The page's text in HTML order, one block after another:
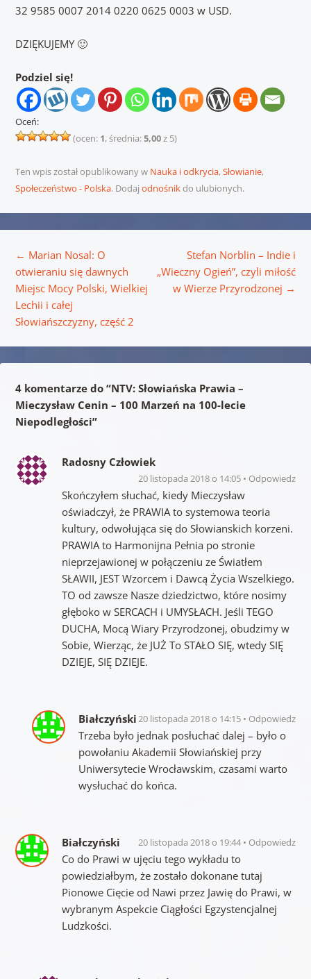
32 9585 0007 2014 0220 0625 0003 w USD.
DZIĘKUJEMY 🙂
Podziel się!
Oceń:
(ocen: 1, średnia:5,00z 5)
Ten wpis został opublikowany w Nauka i odkrycia,Słowianie,
Społeczeństwo - Polska. Dodaj odnośnikdo ulubionych.
← Marian Nosal: O
otwieraniu się dawnych
Miejsc Mocy Polski, Wielkiej
Lechii i całej
Słowiańszczyzny, część 2
Stefan Norblin – Indie i
„Wieczny Ogień”, czyli miłość
w Wierze Przyrodzonej →
4 komentarze do “NTV: Słowiańska Prawia –
Mieczysław Cenin – 100 Marzeń na 100-lecie
Niepodległości”
Radosny Człowiek
20 listopada 2018 o 14:05 Odpowiedz
Skończyłem słuchać, kiedy Mieczysław
oświadczył, że PRAWIA to systemowa teoria
kultury, odwołująca się do Słowianskich korzeni.
PRAWIA to Harmonijna Pełnia po stronie
nieprzejawionej w połączeniu ze Światłem
SŁAWII, JEST Wzorcem i Dawcą Życia Wszelkiego.
TO od zawsze Nasze dziedzictwo, które nosimy
głęboko w SERCACH i UMYSŁACH. Jeśli TEGO
DUCHA, Mocą Wiary Przyrodzonej, obudzimy w
Sobie, Wierząc, że JUŻ To STAŁO SIĘ, wtedy SIĘ
DZIEJE, SIĘ DZIEJE.
Białczyński20 listopada 2018 o 14:15 Odpowiedz
Trzeba było jednak posłuchać dalej – było o
powołaniu Akademii Słowiańskiej przy
Uniwersytecie Wrocławskim, czasami warto
wysłuchać do końca.
Białczyński 20 listopada 2018 o 19:44 Odpowiedz
Co do Prawi w ujęciu tego wykładu to
powiedziałbym, że zostało dokonane tutaj
Pionowe Cięcie od Nawi przez Jawię do Prawi, w
wybranym Aspekcie Ciągłości Egzystencjalnej
Ludzkości.